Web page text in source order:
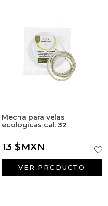
Mecha para velas
ecologicas cal. 32
13 $MXN
VER PRODUCTO